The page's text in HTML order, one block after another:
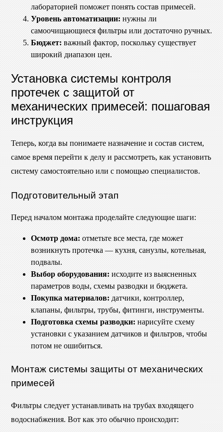
лабораторией поможет понять состав примесей.
Уровень автоматизации: нужны ли
самоочищающиеся фильтры или достаточно ручных.
Бюджет: важный фактор, поскольку существует
широкий диапазон цен.
Установка системы контроля
протечек с защитой от
механических примесей: пошаговая
инструкция
Теперь, когда вы понимаете назначение и состав систем,
самое время перейти к делу и рассмотреть, как установить
систему самостоятельно или с помощью специалистов.
Подготовительный этап
Перед началом монтажа проделайте следующие шаги:
Осмотр дома: отметьте все места, где может
возникнуть протечка — кухня, санузлы, котельная,
подвалы.
Выбор оборудования: исходите из выясненных
параметров воды, схемы разводки и бюджета.
Покупка материалов: датчики, контроллер,
клапаны, фильтры, трубы, фитинги, инструменты.
Подготовка схемы разводки: нарисуйте схему
установки с указанием датчиков и фильтров, чтобы
потом не ошибиться.
Монтаж системы защиты от механических
примесей
Фильтры следует устанавливать на трубах входящего
водоснабжения. Вот как это обычно происходит: